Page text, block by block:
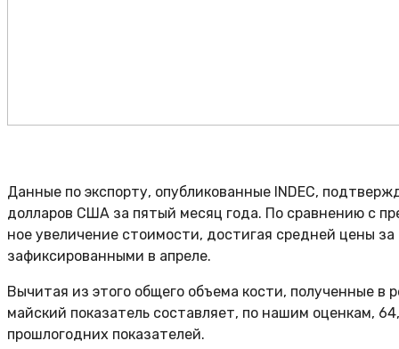
Данные по экспорту, опубликованные INDEC,
долларов США за пятый месяц года. По сравнению с
ное увеличение стоимости, достигая средней цены
зафиксированными в апреле.
Вычитая из этого общего объема кости, полученные в
майский показатель составляет, по нашим оценкам,
прошлогодних показателей.